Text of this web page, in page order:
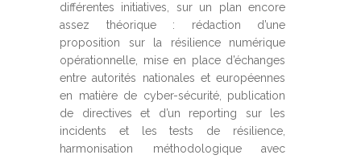
différentes initiatives, sur un plan encore
assez théorique : rédaction d’une
proposition sur la résilience numérique
opérationnelle, mise en place d’échanges
entre autorités nationales et européennes
en matière de cyber-sécurité, publication
de directives et d’un reporting sur les
incidents et les tests de résilience,
harmonisation méthodologique avec